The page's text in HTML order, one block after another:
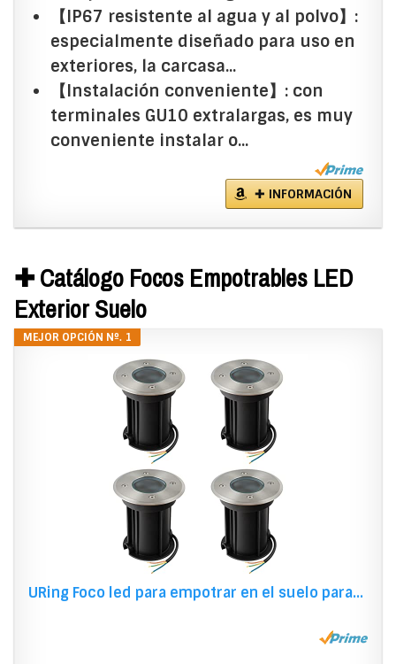
【IP67 resistente al agua y al polvo】:
especialmente diseñado para uso en
exteriores, la carcasa...
【Instalación conveniente】: con
terminales GU10 extralargas, es muy
conveniente instalar o...
✚ INFORMACIÓN
✚ Catálogo Focos Empotrables LED
Exterior Suelo
MEJOR OPCIÓN Nº. 1
URing Foco led para empotrar en el suelo para...